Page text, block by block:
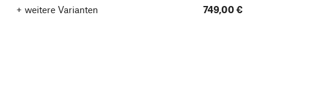
+ weitere Varianten
749,00 €